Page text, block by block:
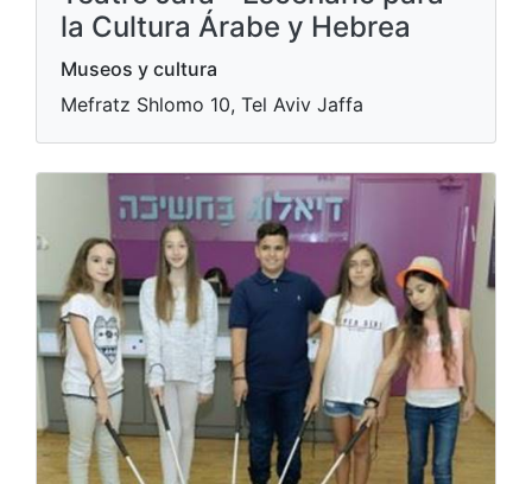
la Cultura Árabe y Hebrea
Museos y cultura
Mefratz Shlomo 10, Tel Aviv Jaffa